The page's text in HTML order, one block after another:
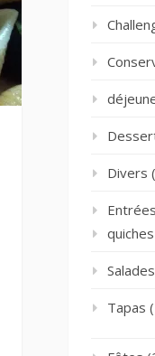
Divers
Entrées
Salades
Tapas